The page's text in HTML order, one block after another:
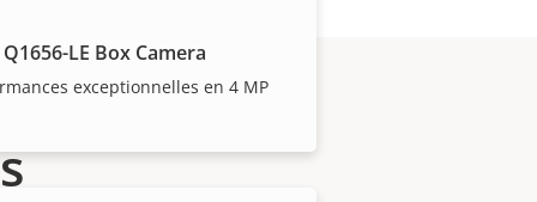
Q1656-LE Box Camera
exceptionnelles en 4 MP